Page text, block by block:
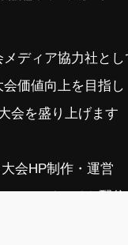
メディア協力社とし
会価値向上を目指し
会を盛り上げます
大会HP制作・運営
・ハイライト配信